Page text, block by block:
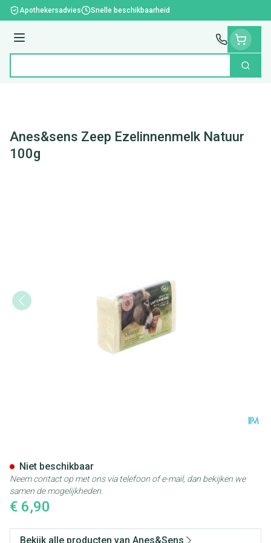
Ga naar de inhoud
Apothekersadvies Snelle beschikbaarheid
Menu
Zoek
Anes&sens Zeep Ezelinnenmelk Natuur
100g
€ 6,90
Niet beschikbaar
Neem contact op met ons via telefoon of e-mail, dan bekijken we
samen de mogelijkheden.
Bekijk alle producten van Anes&Sens